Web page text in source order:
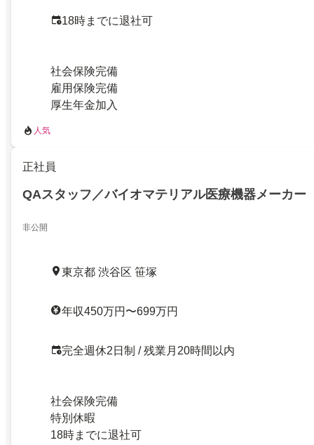
18時までに退社可
社会保険完備
雇用保険完備
厚生年金加入
人気
正社員
QAスタッフ／バイオマテリアル医療機器メーカー
非公開
東京都 渋谷区 笹塚
年収450万円〜699万円
完全週休2日制 / 残業月20時間以内
社会保険完備
特別休暇
18時までに退社可